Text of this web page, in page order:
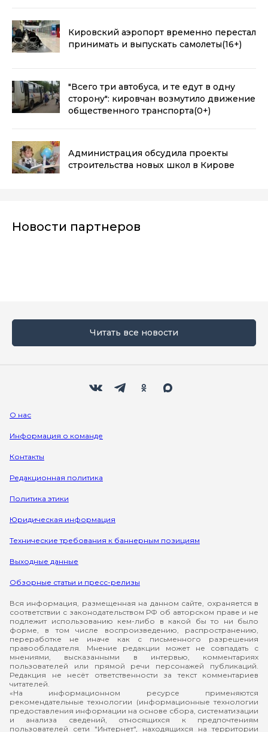
Кировский аэропорт временно перестал
принимать и выпускать самолеты(16+)
"Всего три автобуса, и те едут в одну
сторону": кировчан возмутило движение
общественного транспорта(0+)
Администрация обсудила проекты
строительства новых школ в Кирове
Новости партнеров
Читать все новости
О нас
Информация о команде
Контакты
Редакционная политика
Политика этики
Юридическая информация
Технические требования к баннерным позициям
Выходные данные
Обзорные статьи и пресс-релизы
Вся информация, размещенная на данном сайте, охраняется в
соответствии с законодательством РФ об авторском праве и не
подлежит использованию кем-либо в какой бы то ни было
форме, в том числе воспроизведению, распространению,
переработке не иначе как с письменного разрешения
правообладателя. Мнение редакции может не совпадать с
мнениями, высказанными в интервью, комментариях
пользователей или прямой речи персонажей публикаций.
Редакция не несёт ответственности за текст комментариев
читателей.
«На информационном ресурсе применяются
рекомендательные технологии (информационные технологии
предоставления информации на основе сбора, систематизации
и анализа сведений, относящихся к предпочтениям
пользователей сети "Интернет", находящихся на территории